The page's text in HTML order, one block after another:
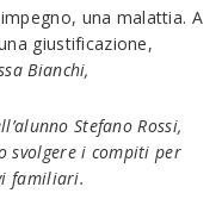
una malattia. A
giustificazione,
Bianchi,
Stefano Rossi,
svolgere i compiti per
di motivi familiari.